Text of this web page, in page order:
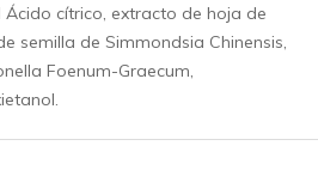
cítrico, extracto de hoja de
semilla de Simmondsia Chinensis,
Foenum-Graecum,